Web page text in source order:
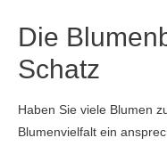
Die
Schatz
Haben Sie viele Blumen
Blumenvielfalt ein